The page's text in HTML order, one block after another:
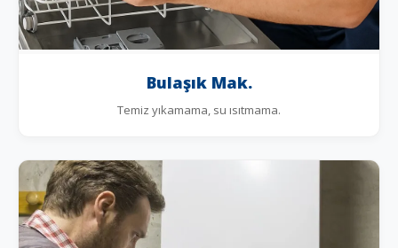
Bulaşık Mak.
Temiz yıkamama, su ısıtmama.